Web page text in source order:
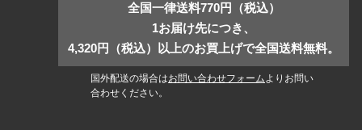
全国一律送料770円（税込）
1お届け先につき、
4,320円（税込）以上のお買上げで全国送料無料。
国外配送の場合はお問い合わせフォームよりお問い
合わせください。